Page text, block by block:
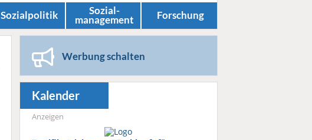
Sozial­politik Sozial­
management Forschung
Werbung schalten
Kalender
Anzeigen